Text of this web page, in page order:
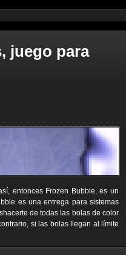
juego para
entonces Frozen Bubble, es un
es una entrega para sistemas
de todas las bolas de color
si las bolas llegan al límite